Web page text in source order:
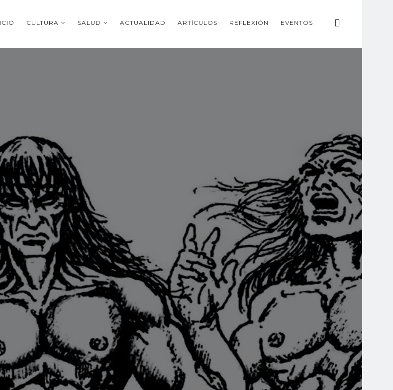
CULTURA SALUD ACTUALIDAD ARTÍCULOS REFLEXIÓN EVENTOS